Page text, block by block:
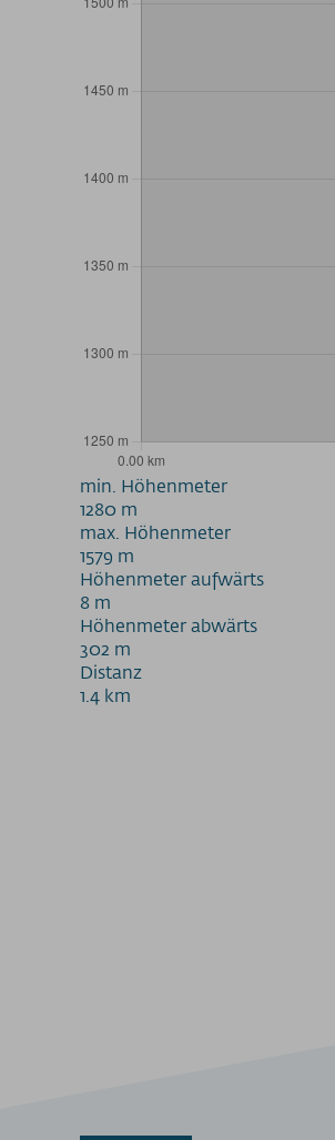
min. Höhenmeter
1280 m
max. Höhenmeter
1579 m
Höhenmeter aufwärts
8 m
Höhenmeter abwärts
302 m
Distanz
1.4 km